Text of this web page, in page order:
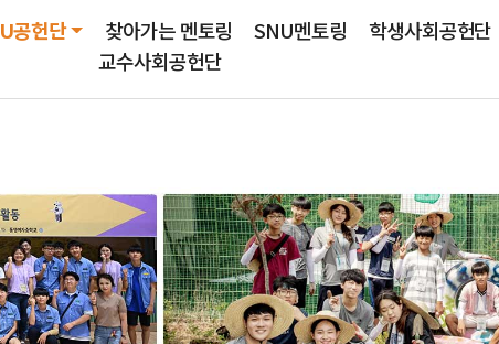
교수사회공헌단
공헌단 찾아가는 멘토링 SNU멘토링 학생사회공헌단
교수사회공헌단